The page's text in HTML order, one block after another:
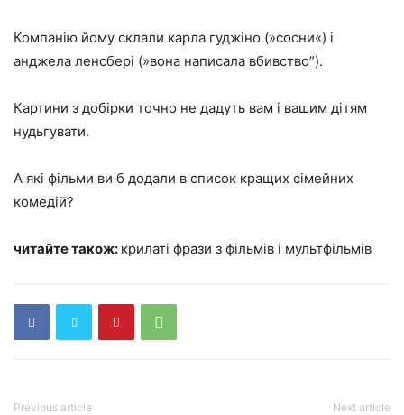
Компанію йому склали карла гуджіно (»сосни«) і
анджела ленсбері (»вона написала вбивство”).
Картини з добірки точно не дадуть вам і вашим дітям
нудьгувати.
А які фільми ви б додали в список кращих сімейних
комедій?
читайте також: крилаті фрази з фільмів і мультфільмів
Previous article Next article